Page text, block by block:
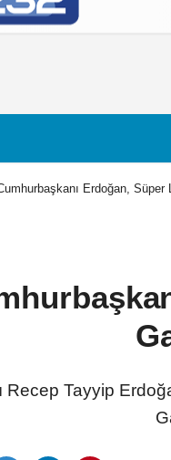
Politikası
Erdoğan,
Recep Tayyip